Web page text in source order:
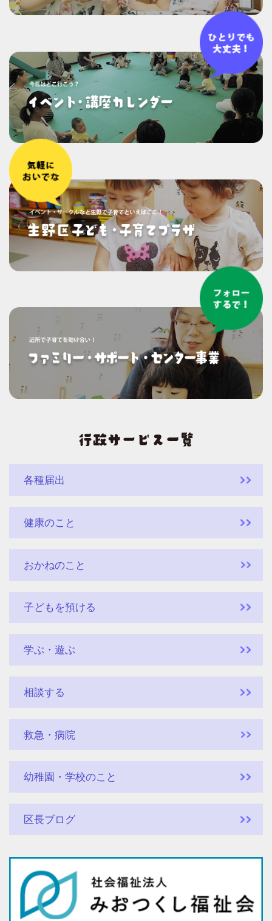
各種届出
健康のこと
おかねのこと
子どもを預ける
学ぶ・遊ぶ
相談する
救急・病院
幼稚園・学校のこと
区長ブログ